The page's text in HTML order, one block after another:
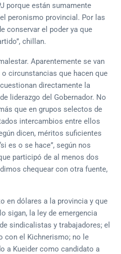
porque están sumamente
peronismo provincial. Por las
conservar el poder ya que
chillan.
Aparentemente se van
circunstancias que hacen que
directamente la
liderazgo del Gobernador. No
que en grupos selectos de
intercambios entre ellos
dicen, méritos suficientes
es o se hace”, según nos
participó de al menos dos
chequear con otra fuente,
en dólares a la provincia y que
sigan, la ley de emergencia
sindicalistas y trabajadores; el
con el Kichnerismo; no le
a Kueider como candidato a